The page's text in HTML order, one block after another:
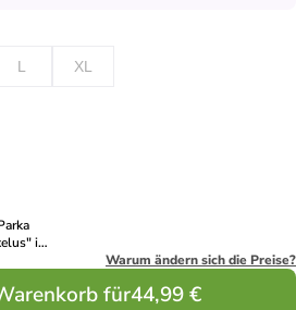
L XL
in
Warum ändern sich die Preise?
für44,99 €